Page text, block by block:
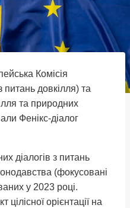
Комісія
довкілля) та
та природних
Фенікс-діалог
діалогів з питань
(фокусовані
у 2023 році.
цілісної орієнтації на